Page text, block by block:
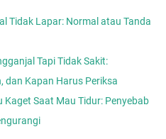
Tidak Lapar: Normal atau Tanda
Tapi Tidak Sakit:
dan Kapan Harus Periksa
Saat Mau Tidur: Penyebab